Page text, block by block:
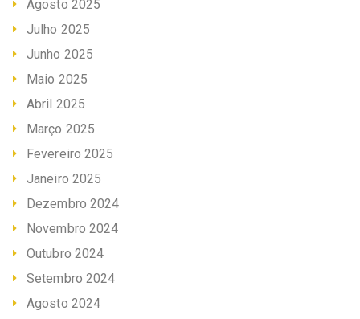
Agosto 2025
Julho 2025
Junho 2025
Maio 2025
Abril 2025
Março 2025
Fevereiro 2025
Janeiro 2025
Dezembro 2024
Novembro 2024
Outubro 2024
Setembro 2024
Agosto 2024